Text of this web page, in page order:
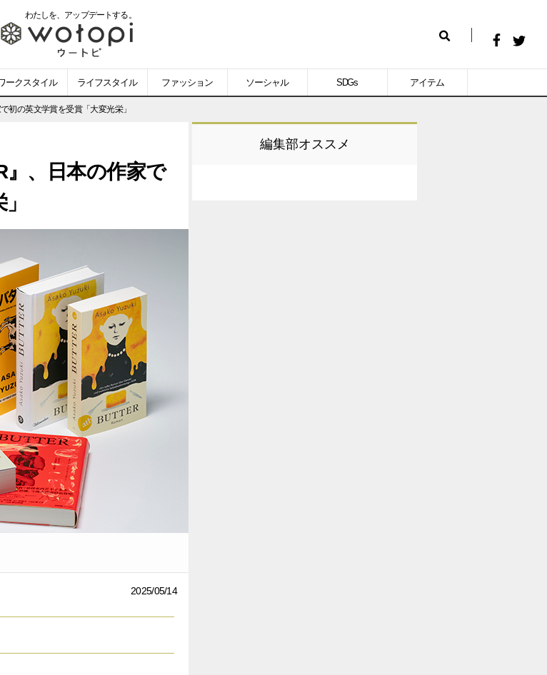
わたしを、 アップデートする。
wotopi
-
ウ
ト
ークスタイル ライフスタイル ファッション ソーシャル SDGs アイテム
索
Facebook
初の英文学賞を受賞「大変光栄」
』、日本の作家で
2025/05/14
編集部オススメ